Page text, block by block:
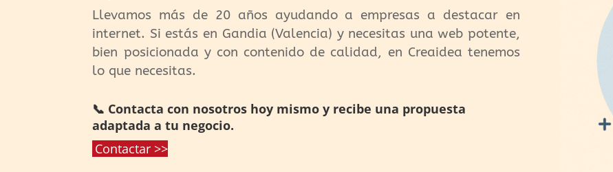
Llevamos más de 20 años ayudando a empresas a destacar en
internet. Si estás en Gandia (Valencia) y necesitas una web potente,
bien posicionada y con contenido de calidad, en Creaidea tenemos
lo que necesitas.
📞 Contacta con nosotros hoy mismo y recibe una propuesta
adaptada a tu negocio.
Contactar >>